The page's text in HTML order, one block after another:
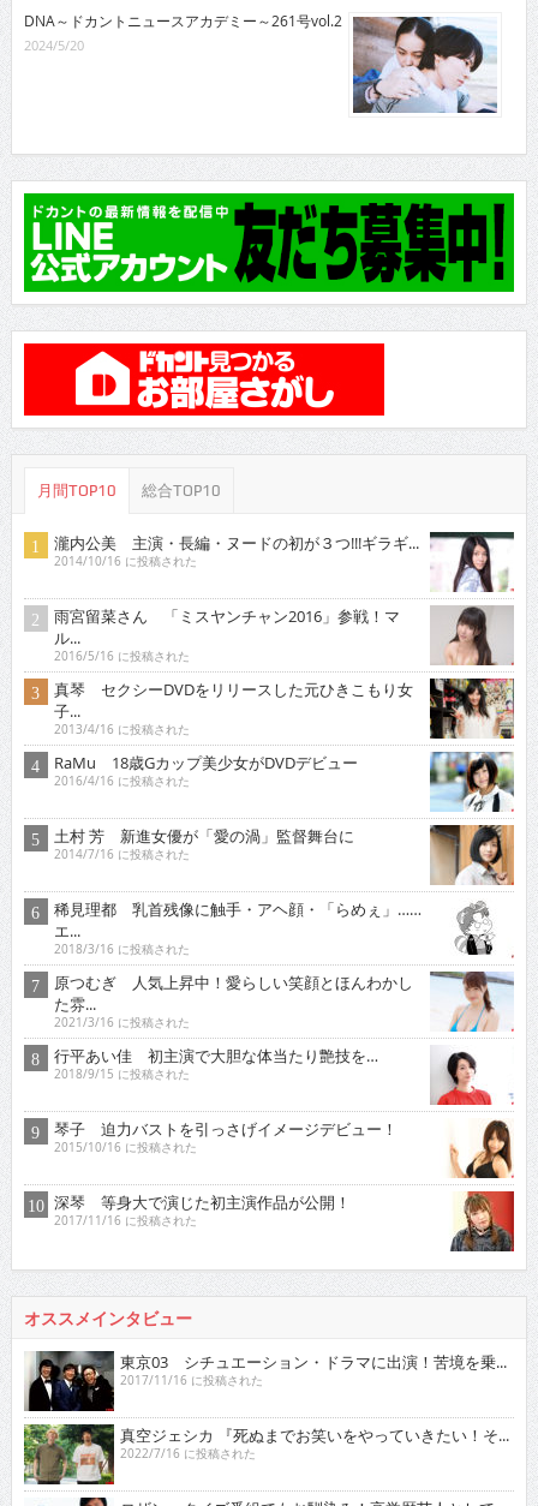
DNA～ドカントニュースアカデミー～261号vol.2
2024/5/20
月間TOP10 総合TOP10
瀧内公美 主演・長編・ヌードの初が３つ!!!ギラギ...
2014/10/16 に投稿された
雨宮留菜さん 「ミスヤンチャン2016」参戦！マ
ル...
2016/5/16 に投稿された
真琴 セクシーDVDをリリースした元ひきこもり女
子...
2013/4/16 に投稿された
RaMu 18歳Gカップ美少女がDVDデビュー
2016/4/16 に投稿された
土村 芳 新進女優が「愛の渦」監督舞台に
2014/7/16 に投稿された
稀見理都 乳首残像に触手・アヘ顔・「らめぇ」……
エ...
2018/3/16 に投稿された
原つむぎ 人気上昇中！愛らしい笑顔とほんわかし
た雰...
2021/3/16 に投稿された
行平あい佳 初主演で大胆な体当たり艶技を…
2018/9/15 に投稿された
琴子 迫力バストを引っさげイメージデビュー！
2015/10/16 に投稿された
深琴 等身大で演じた初主演作品が公開！
2017/11/16 に投稿された
オススメインタビュー
東京03 シチュエーション・ドラマに出演！苦境を乗...
2017/11/16 に投稿された
真空ジェシカ 『死ぬまでお笑いをやっていきたい！そ...
2022/7/16 に投稿された